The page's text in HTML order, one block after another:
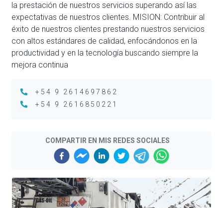
la prestación de nuestros servicios superando así las
expectativas de nuestros clientes. MISION: Contribuir al
éxito de nuestros clientes prestando nuestros servicios
con altos estándares de calidad, enfocándonos en la
productividad y en la tecnología buscando siempre la
mejora continua
+54 9 2614697862
+54 9 2616850221
COMPARTIR EN MIS REDES SOCIALES